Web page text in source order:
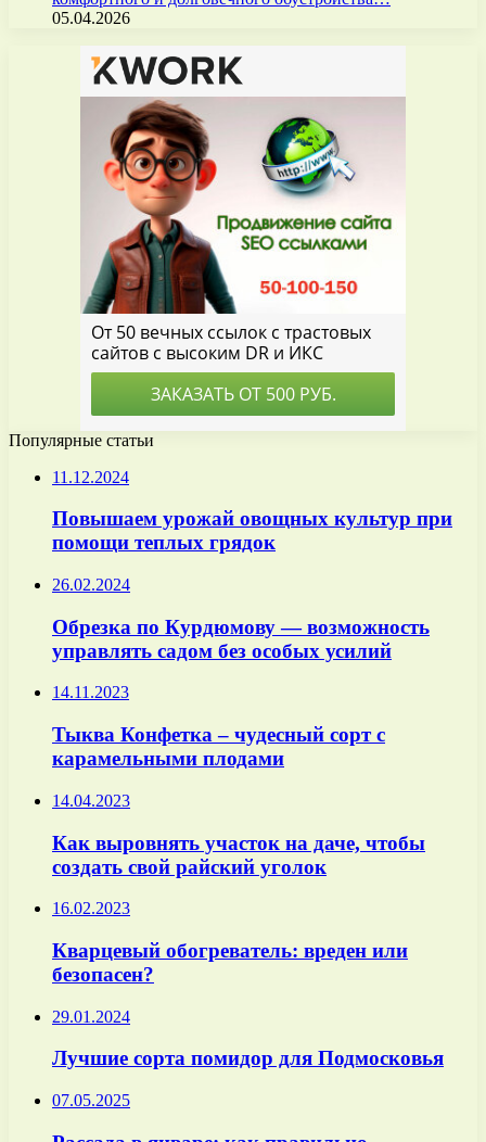
05.04.2026
Популярные статьи
11.12.2024
Повышаем урожай овощных культур при
помощи теплых грядок
26.02.2024
Обрезка по Курдюмову — возможность
управлять садом без особых усилий
14.11.2023
Тыква Конфетка – чудесный сорт с
карамельными плодами
14.04.2023
Как выровнять участок на даче, чтобы
создать свой райский уголок
16.02.2023
Кварцевый обогреватель: вреден или
безопасен?
29.01.2024
Лучшие сорта помидор для Подмосковья
07.05.2025